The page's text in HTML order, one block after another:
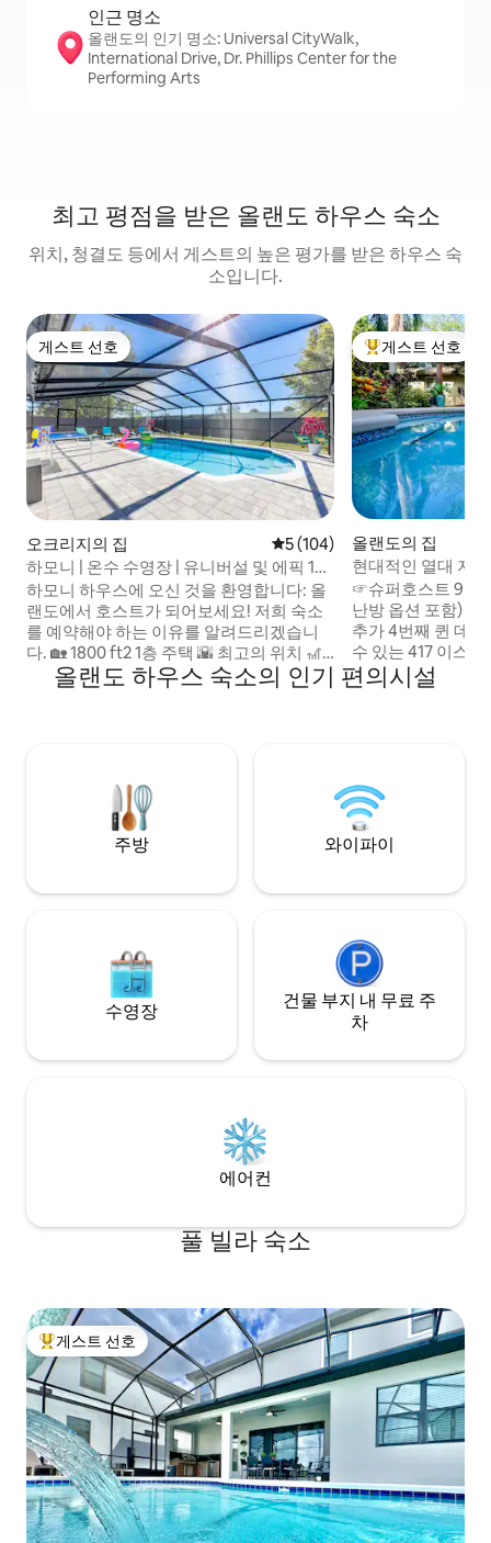
인근 명소
올랜도의 인기 명소: Universal CityWalk,
International Drive, Dr. Phillips Center for the
Performing Arts
최고 평점을 받은 올랜도 하우스 숙소
위치, 청결도 등에서 게스트의 높은 평가를 받은 하우스 숙
소입니다.
게스트 선호
게스트 선호
오크리지의 집 평점 5점(5점 만점), 후기 104
5 (104)
하모니 | 온수 수영장 | 유니버설 및 에픽 10
분.
하모니 하우스에 오신 것을 환영합니다: 올
랜도에서 호스트가 되어보세요! 저희 숙소
를 예약해야 하는 이유를 알려드리겠습니
다. 🏡 1800 ft2 1층 주택 🌇 최고의 위치 🎢
10분 유니버설스튜디오 🎢13분 에픽 유니버
스 🏰 20분 매직 킹덤 🛍️20분 디즈니 스프링
적 🎱⛳️🏓가족 게임: 당구대, 골프, 탁구대
상위 게스트 선호
게스트 선호
올랜도의 집
현대적인 열대 지
☞슈퍼호스트 9년 ☞ 대형 솔트 풀(9월~4월
난방 옵션 포함)
추가 4번째 퀸 데
수 있는 417 이스
도로) 로 ☞ 쉽게 이
편한 스마트 락 셀
올랜도 하우스 숙소의 인기 편의시설
주방 와이파이
수영장
건물 부지 내 무료 주
차
에어컨
풀 빌라 숙소
상위 게스트 선호
게스트 선호